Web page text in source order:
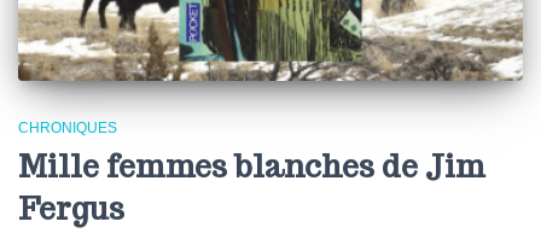
CHRONIQUES
Mille femmes blanches de Jim
Fergus